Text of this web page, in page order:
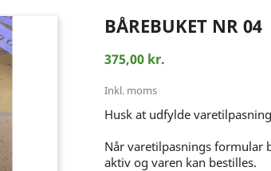
BÅREBUKET NR 04
375,00 kr.
Inkl. moms
Husk at udfylde
Når varetilpasnings formular
aktiv og varen kan bestilles.